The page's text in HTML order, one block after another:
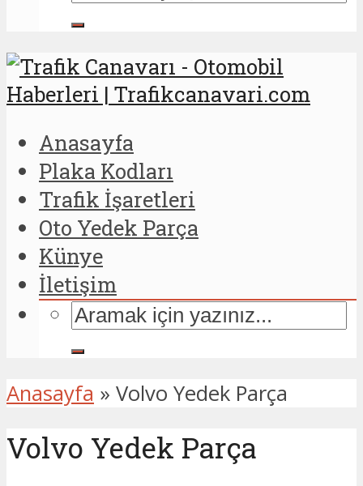
Anasayfa
Plaka Kodları
Trafik İşaretleri
Oto Yedek Parça
Künye
İletişim
Anasayfa » Volvo Yedek Parça
Volvo Yedek Parça